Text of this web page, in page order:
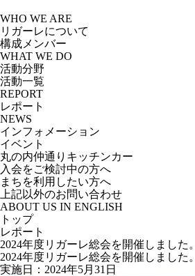
to
the
content
WHO WE ARE
リガーレについて
構成メンバー
WHAT WE DO
活動分野
活動一覧
REPORT
レポート
NEWS
インフォメーション
イベント
丸の内仲通りキッチンカー
入会をご検討中の方へ
まちを利用したい方へ
上記以外のお問い合わせ
ABOUT US IN ENGLISH
トップ
レポート
2024年度リガーレ総会を開催しました。
2024年度リガーレ総会を開催しました。
実施日：2024年5月31日